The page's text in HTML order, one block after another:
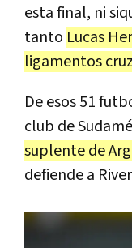
esta final, ni
tanto Lucas
ligamentos
De esos 51
club de
suplente de
defiende a